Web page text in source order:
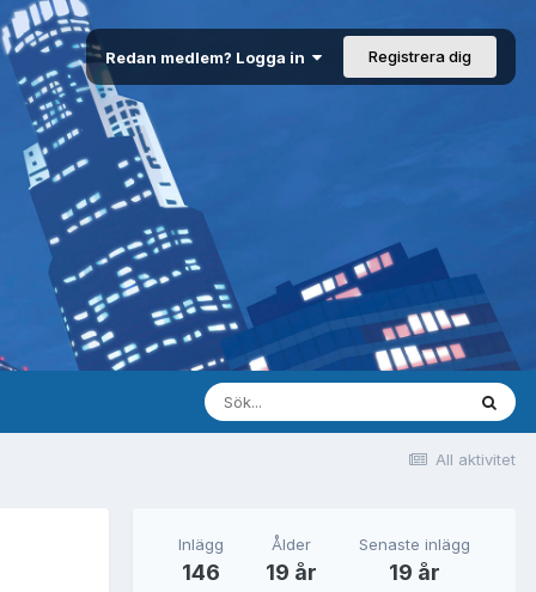
Redan medlem? Logga in Registrera dig
All aktivitet
Inlägg
146
Ålder
19 år
Senaste inlägg
19 år